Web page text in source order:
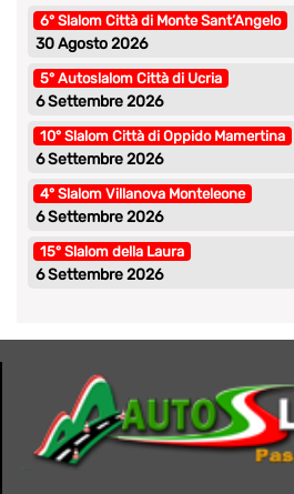
6° Slalom Città di Monte Sant’Angelo
30 Agosto 2026
5° Autoslalom Città di Ucria
6 Settembre 2026
10° Slalom Città di Oppido Mamertina
6 Settembre 2026
4° Slalom Villanova Monteleone
6 Settembre 2026
15° Slalom della Laura
6 Settembre 2026